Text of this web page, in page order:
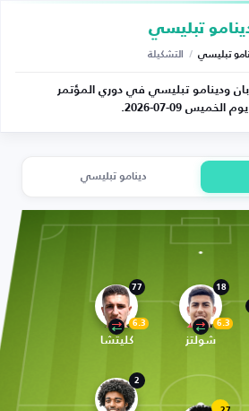
تبليسي
تبليسي / التشكيلة
بان ودينامو تبليسي في دوري المؤتمر
09-07-2026.
دينامو تبليسي
77
6.3
كليتشا
18
6.3
شولتز
2